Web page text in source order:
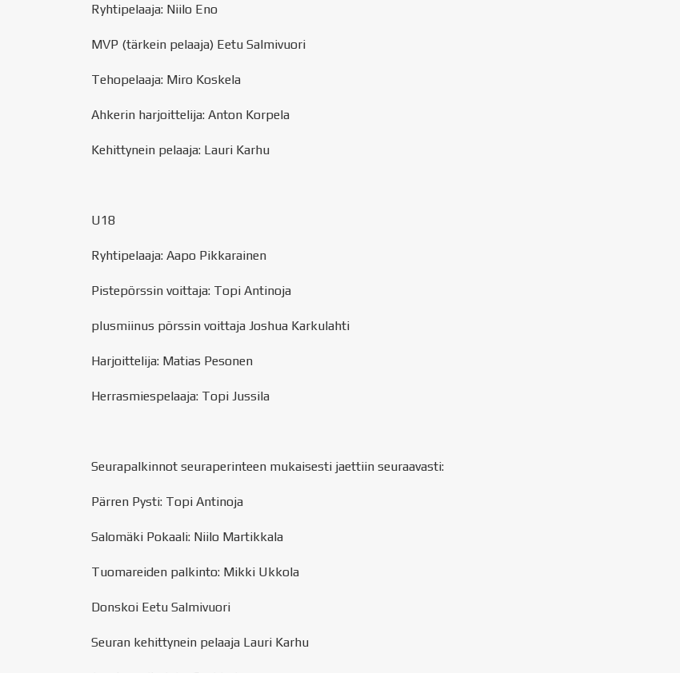
Ryhtipelaaja: Niilo Eno
MVP (tärkein pelaaja) Eetu Salmivuori
Tehopelaaja: Miro Koskela
Ahkerin harjoittelija: Anton Korpela
Kehittynein pelaaja: Lauri Karhu
U18
Ryhtipelaaja: Aapo Pikkarainen
Pistepörssin voittaja: Topi Antinoja
plusmiinus pörssin voittaja Joshua Karkulahti
Harjoittelija: Matias Pesonen
Herrasmiespelaaja: Topi Jussila
Seurapalkinnot seuraperinteen mukaisesti jaettiin seuraavasti:
Pärren Pysti: Topi Antinoja
Salomäki Pokaali: Niilo Martikkala
Tuomareiden palkinto: Mikki Ukkola
Donskoi Eetu Salmivuori
Seuran kehittynein pelaaja Lauri Karhu